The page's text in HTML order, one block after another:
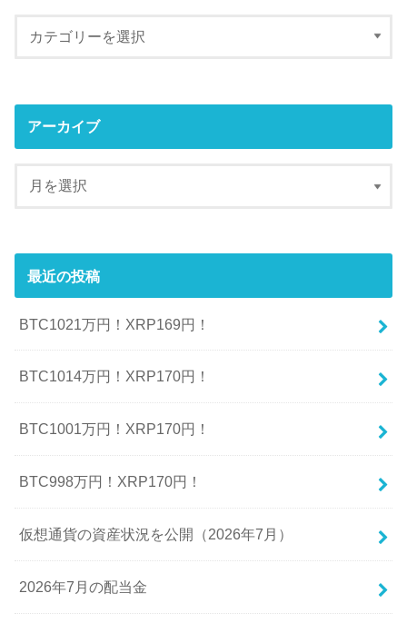
アーカイブ
最近の投稿
BTC1021万円！XRP169円！
BTC1014万円！XRP170円！
BTC1001万円！XRP170円！
BTC998万円！XRP170円！
仮想通貨の資産状況を公開（2026年7月）
2026年7月の配当金